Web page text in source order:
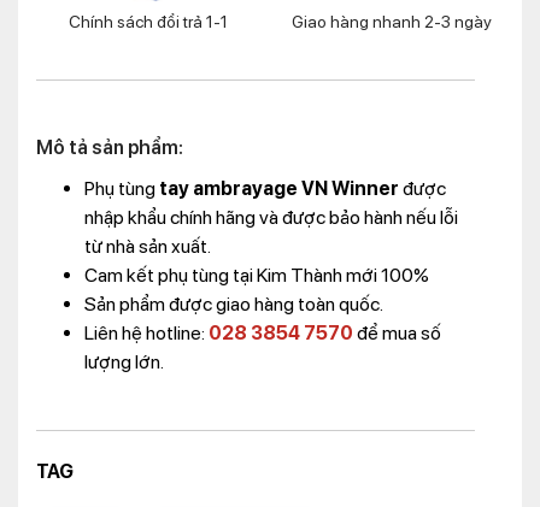
Chính sách đổi trả 1-1 Giao hàng nhanh 2-3 ngày
Mô tả sản phẩm:
Phụ tùng tay ambrayage VN Winner được
nhập khẩu chính hãng và được bảo hành nếu lỗi
từ nhà sản xuất.
Cam kết phụ tùng tại Kim Thành mới 100%
Sản phẩm được giao hàng toàn quốc.
Liên hệ hotline: 028 3854 7570 để mua số
lượng lớn.
TAG